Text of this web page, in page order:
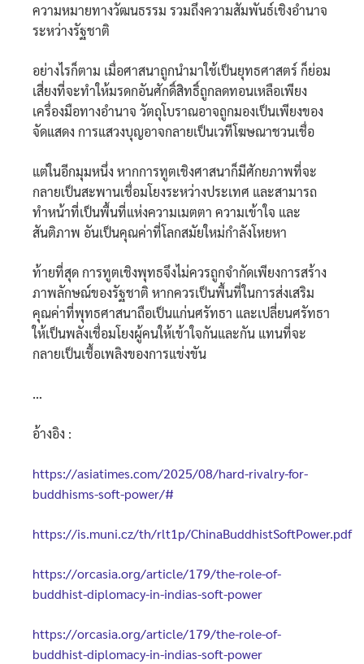
ความหมายทางวัฒนธรรม รวมถึงความสัมพันธ์เชิงอำนาจ
ระหว่างรัฐชาติ
อย่างไรก็ตาม เมื่อศาสนาถูกนำมาใช้เป็นยุทธศาสตร์ ก็ย่อม
เสี่ยงที่จะทำให้มรดกอันศักดิ์สิทธิ์ถูกลดทอนเหลือเพียง
เครื่องมือทางอำนาจ วัตถุโบราณอาจถูกมองเป็นเพียงของ
จัดแสดง การแสวงบุญอาจกลายเป็นเวทีโฆษณาชวนเชื่อ
แต่ในอีกมุมหนึ่ง หากการทูตเชิงศาสนาก็มีศักยภาพที่จะ
กลายเป็นสะพานเชื่อมโยงระหว่างประเทศ และสามารถ
ทำหน้าที่เป็นพื้นที่แห่งความเมตตา ความเข้าใจ และ
สันติภาพ อันเป็นคุณค่าที่โลกสมัยใหม่กำลังโหยหา
ท้ายที่สุด การทูตเชิงพุทธจึงไม่ควรถูกจำกัดเพียงการสร้าง
ภาพลักษณ์ของรัฐชาติ หากควรเป็นพื้นที่ในการส่งเสริม
คุณค่าที่พุทธศาสนาถือเป็นแก่นศรัทธา และเปลี่ยนศรัทธา
ให้เป็นพลังเชื่อมโยงผู้คนให้เข้าใจกันและกัน แทนที่จะ
กลายเป็นเชื้อเพลิงของการแข่งขัน
…
อ้างอิง :
https://asiatimes.com/2025/08/hard-rivalry-for-
buddhisms-soft-power/#
https://is.muni.cz/th/rlt1p/ChinaBuddhistSoftPower.pdf
https://orcasia.org/article/179/the-role-of-
buddhist-diplomacy-in-indias-soft-power
https://orcasia.org/article/179/the-role-of-
buddhist-diplomacy-in-indias-soft-power